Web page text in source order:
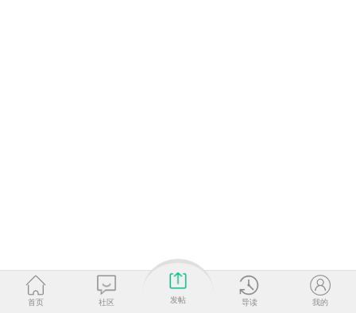
首页 社区 发帖 导读 我的